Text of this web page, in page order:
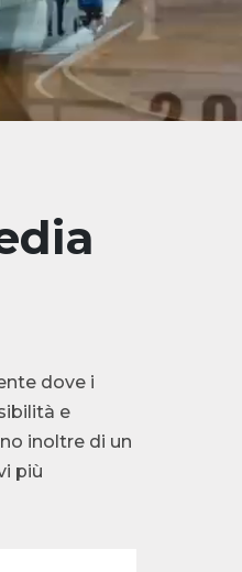
dove i
e
inoltre di un
più